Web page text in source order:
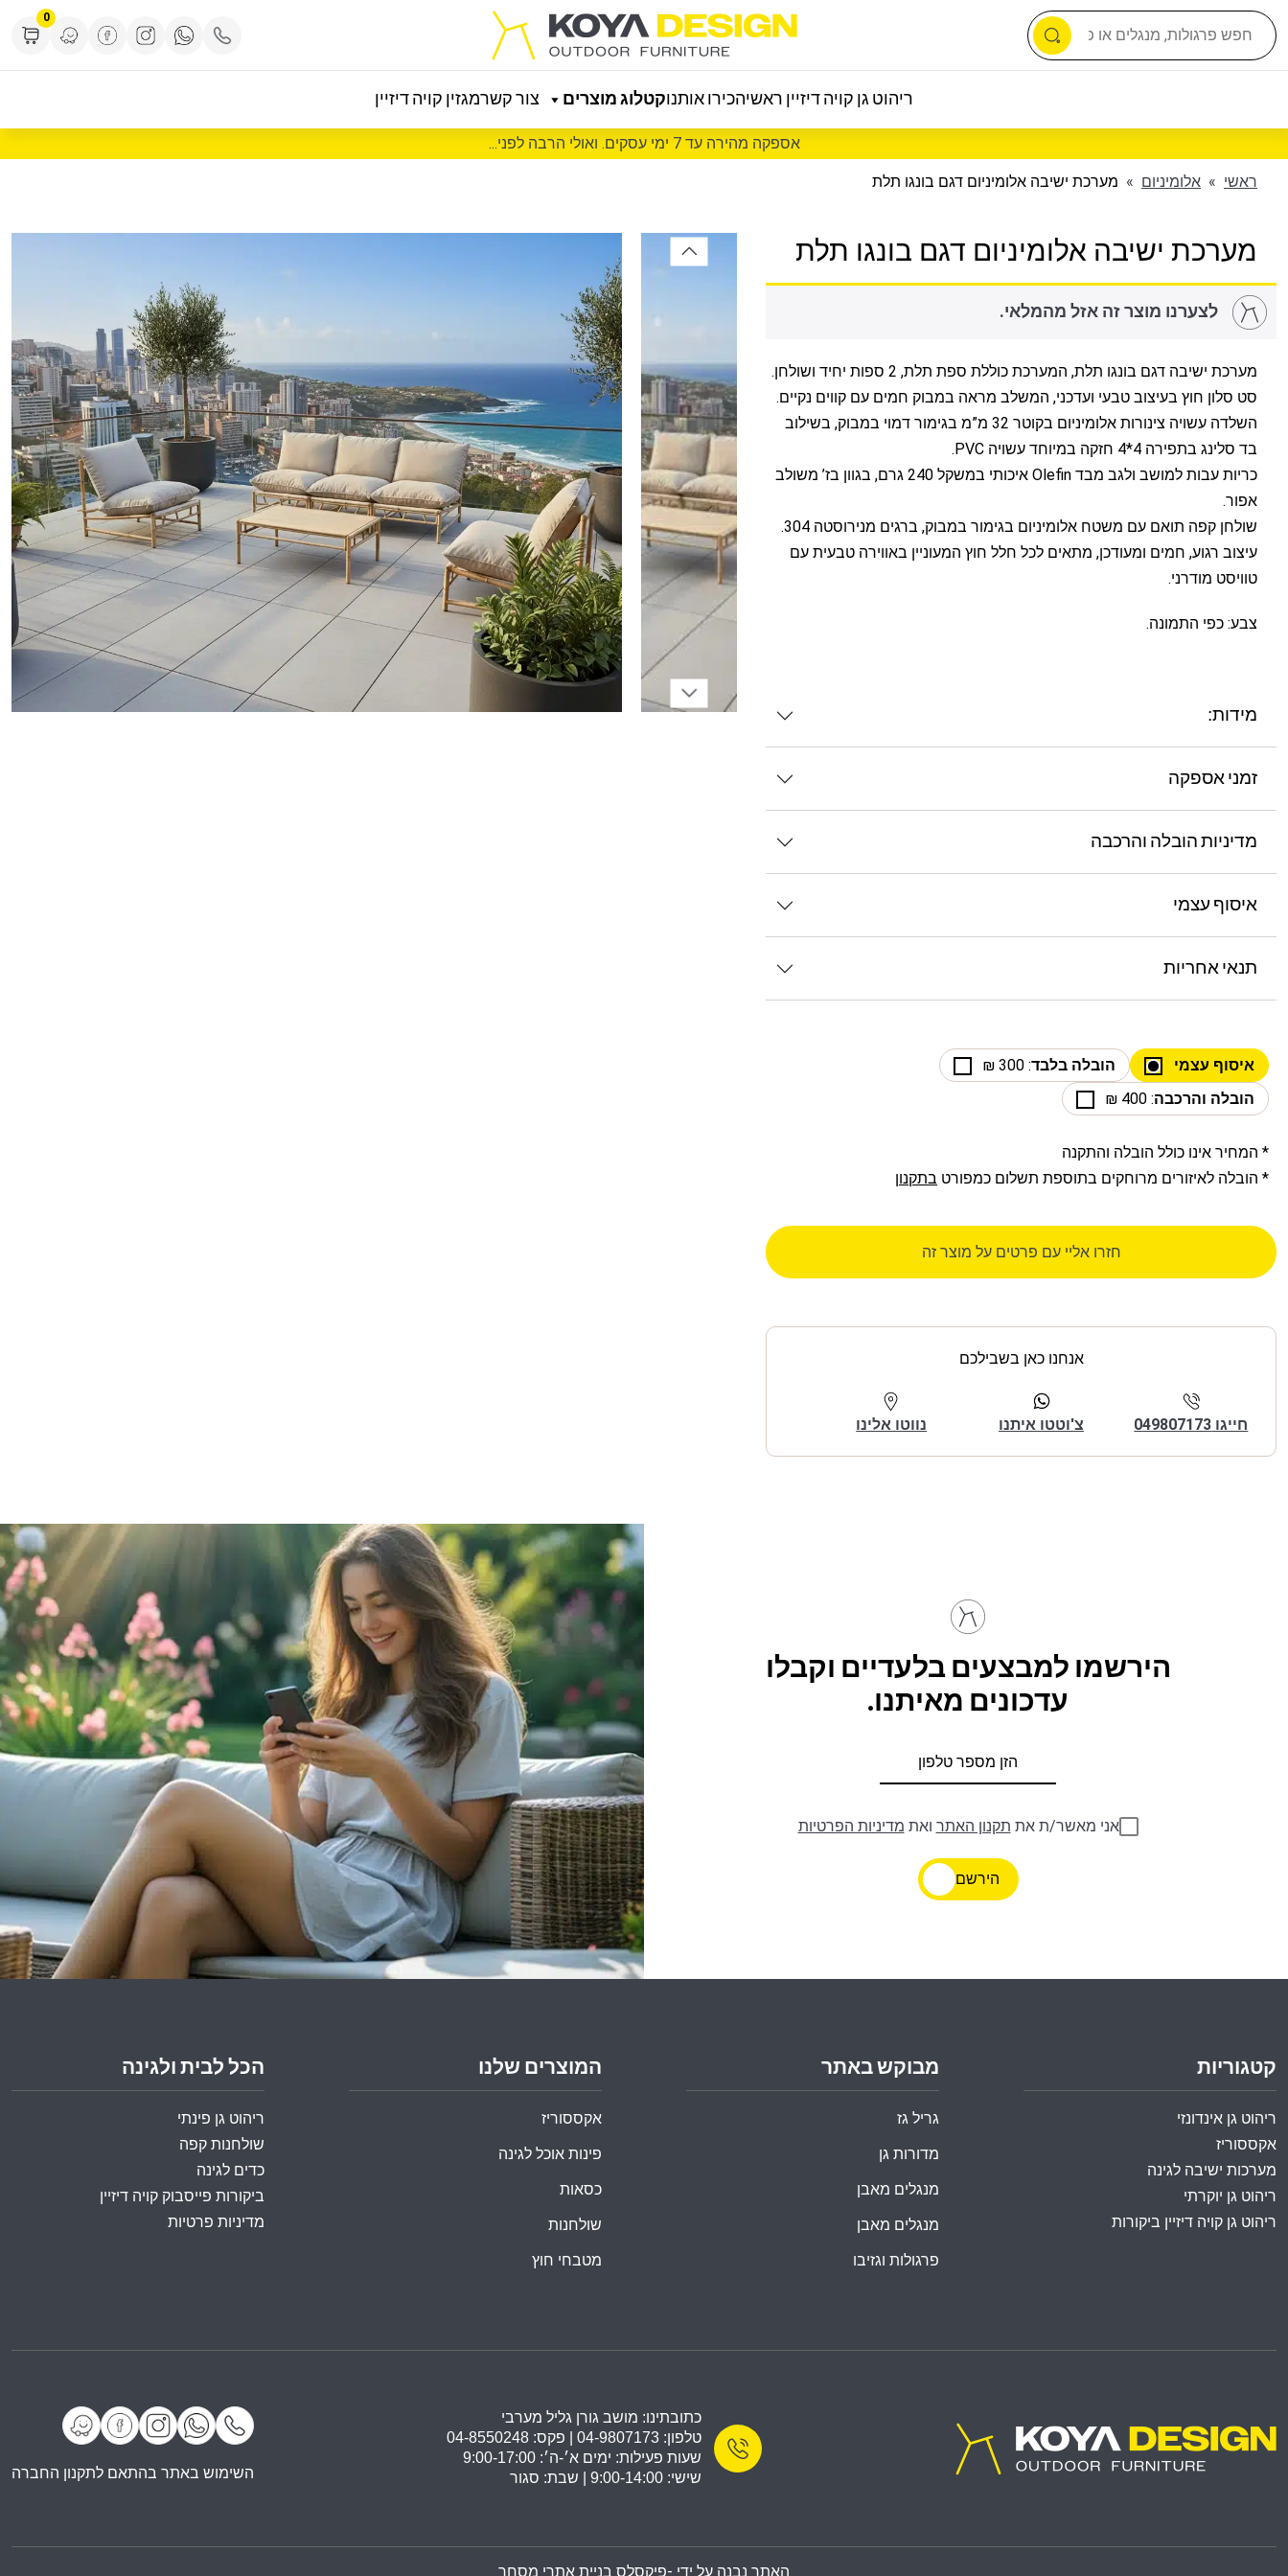
0
ריהוט גן קויה דיזיין ראשיהכירו אותנוקטלוג מוצרים צור קשרמגזין קויה דיזיין
אספקה מהירה עד 7 ימי עסקים. ואולי הרבה לפני...
ראשי » אלומיניום » מערכת ישיבה אלומיניום דגם בונגו תלת
מערכת ישיבה אלומיניום דגם בונגו תלת
לצערנו מוצר זה אזל מהמלאי.
מערכת ישיבה דגם בונגו תלת, המערכת כוללת ספת תלת, 2 ספות יחיד ושולחן.
סט סלון חוץ בעיצוב טבעי ועדכני, המשלב מראה במבוק חמים עם קווים נקיים.
השלדה עשויה צינורות אלומיניום בקוטר 32 מ”מ בגימור דמוי במבוק, בשילוב
בד סלינג בתפירה 4*4 חזקה במיוחד עשויה PVC.
כריות עבות למושב ולגב מבד Olefin איכותי במשקל 240 גרם, בגוון בז’ משולב
אפור.
שולחן קפה תואם עם משטח אלומיניום בגימור במבוק, ברגים מנירוסטה 304.
עיצוב רגוע, חמים ומעודכן, מתאים לכל חלל חוץ המעוניין באווירה טבעית עם
טוויסט מודרני.
צבע: כפי התמונה.
מידות:
זמני אספקה
מדיניות הובלה והרכבה
איסוף עצמי
תנאי אחריות
איסוף עצמי הובלה בלבד: 300 ₪
הובלה והרכבה: 400 ₪
* המחיר אינו כולל הובלה והתקנה
* הובלה לאיזורים מרוחקים בתוספת תשלום כמפורט בתקנון
חזרו אליי עם פרטים על מוצר זה
אנחנו כאן בשבילכם
חייגו 049807173 צ'וטטו איתנו נווטו אלינו
הירשמו למבצעים בלעדיים וקבלו
עדכונים מאיתנו.
אני מאשר/ת את תקנון האתר ואת מדיניות הפרטיות
הירשם
הכל לבית ולגינה
ריהוט גן פינתי
שולחנות קפה
כדים לגינה
ביקורות פייסבוק קויה דיזיין
מדיניות פרטיות
המוצרים שלנו
אקססוריז
פינות אוכל לגינה
כסאות
שולחנות
מטבחי חוץ
מבוקש באתר
גריל גז
מדורות גן
מנגלים מאבן
מנגלים מאבן
פרגולות וגזיבו
קטגוריות
ריהוט גן אינדונזי
אקססוריז
מערכות ישיבה לגינה
ריהוט גן יוקרתי
ריהוט גן קויה דיזיין ביקורות
כתובתינו: מושב גורן גליל מערבי
טלפון: 04-9807173 | פקס: 04-8550248
שעות פעילות: ימים א׳-ה׳: 9:00-17:00
שישי: 9:00-14:00 | שבת: סגור
השימוש באתר בהתאם לתקנון החברה
האתר נבנה על ידי -פיקסלס בניית אתרי מסחר